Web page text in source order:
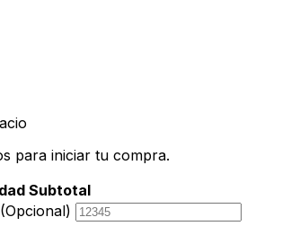
para iniciar tu compra.
Subtotal
(Opcional)